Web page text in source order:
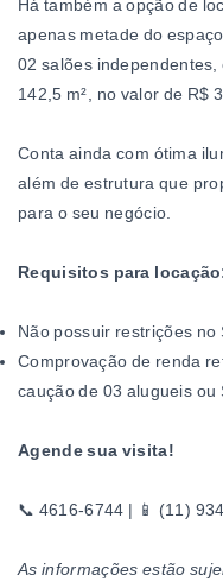
Há também a opção de
apenas metade do
02 salões
142,5 m², no valor de R$
Conta ainda com ótima
além de estrutura que
para o seu negócio.
Requisitos para
Não possuir restrições no
Comprovação de renda
caução de 03 alugueis ou
Agende sua visita!
📞 4616-6744 | 📱 (11)
As informações estão